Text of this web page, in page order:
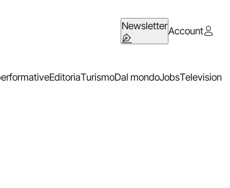
NewsletterAccount
EditoriaTurismoDal mondoJobsTelevision